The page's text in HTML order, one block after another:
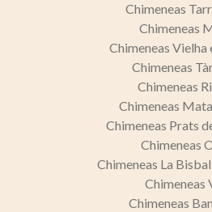
Chimeneas
Chimeneas
Chimeneas Vielha
Chimeneas
Chimeneas
Chimeneas
Chimeneas Prats
Chimeneas
Chimeneas La
Chimeneas
Chimeneas